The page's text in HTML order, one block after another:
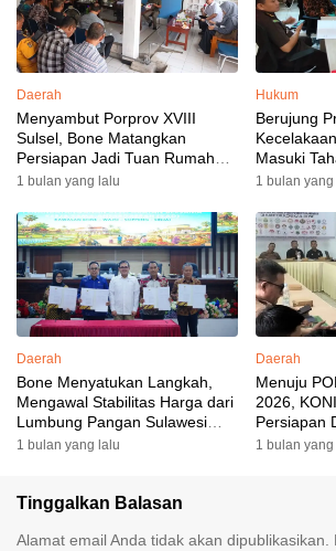
Daerah
Menyambut Porprov XVIII
Sulsel, Bone Matangkan
Persiapan Jadi Tuan Rumah
yang Berkesan: Wakil Bupati
Targetkan Venue dan
Akomodasi Rampung
1 bulan yang lalu
Hukum
Berujung
Masuki
1 bulan
Daerah
Bone Menyatukan Langkah,
Mengawal Stabilitas Harga dari
Lumbung Pangan Sulawesi
Selatan
1 bulan yang lalu
Daerah
Menuju
2026,
Persiapan
Besar
1 bulan
Tinggalkan Balasan
Alamat email Anda tidak akan dipublikasikan.